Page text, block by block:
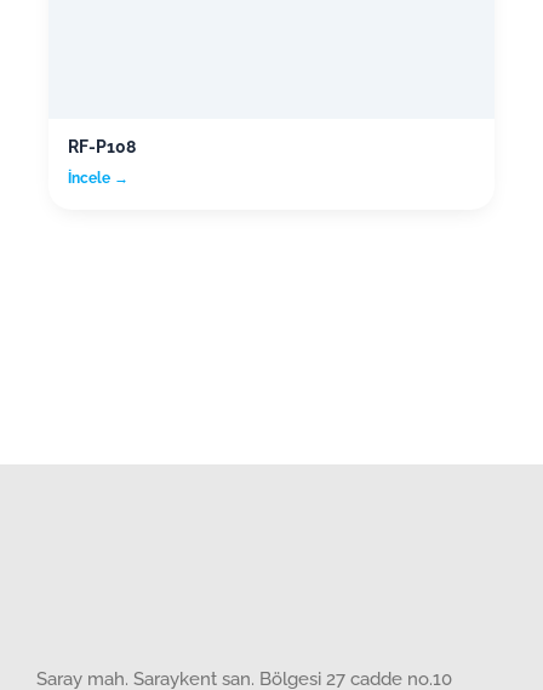
RF-P108
İncele →
Saray mah. Saraykent san. Bölgesi 27 cadde no.10